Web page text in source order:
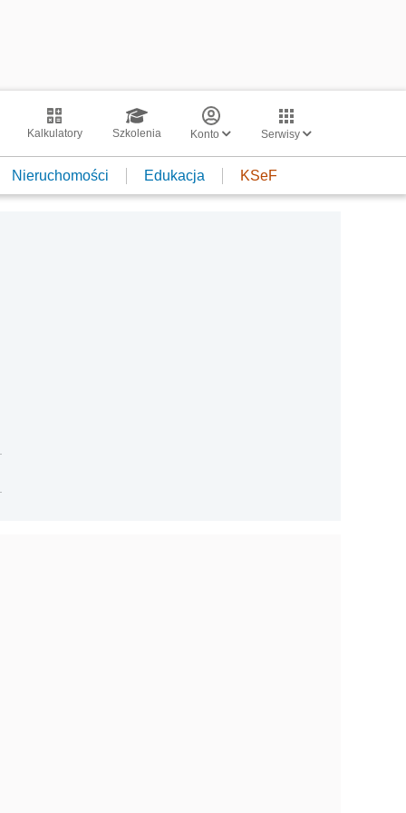
Kalkulatory Szkolenia Konto Serwisy
Nieruchomości Edukacja KSeF